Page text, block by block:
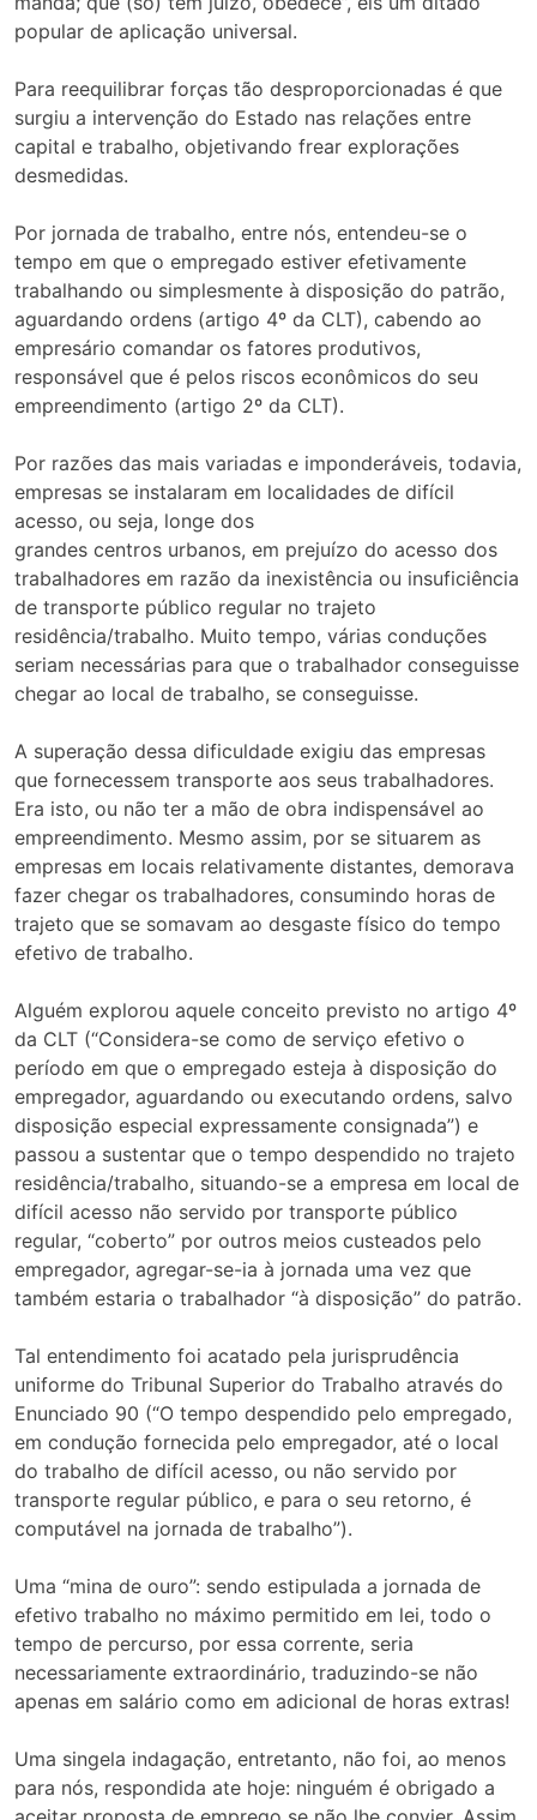
popular de aplicação universal.
Para reequilibrar forças tão desproporcionadas é que
surgiu a intervenção do Estado nas relações entre
capital e trabalho, objetivando frear explorações
desmedidas.
Por jornada de trabalho, entre nós, entendeu-se o
tempo em que o empregado estiver efetivamente
trabalhando ou simplesmente à disposição do patrão,
aguardando ordens (artigo 4º da CLT), cabendo ao
empresário comandar os fatores produtivos,
responsável que é pelos riscos econômicos do seu
empreendimento (artigo 2º da CLT).
Por razões das mais variadas e imponderáveis, todavia,
empresas se instalaram em localidades de difícil
acesso, ou seja, longe dos
grandes centros urbanos, em prejuízo do acesso dos
trabalhadores em razão da inexistência ou insuficiência
de transporte público regular no trajeto
residência/trabalho. Muito tempo, várias conduções
seriam necessárias para que o trabalhador conseguisse
chegar ao local de trabalho, se conseguisse.
A superação dessa dificuldade exigiu das empresas
que fornecessem transporte aos seus trabalhadores.
Era isto, ou não ter a mão de obra indispensável ao
empreendimento. Mesmo assim, por se situarem as
empresas em locais relativamente distantes, demorava
fazer chegar os trabalhadores, consumindo horas de
trajeto que se somavam ao desgaste físico do tempo
efetivo de trabalho.
Alguém explorou aquele conceito previsto no artigo 4º
da CLT (“Considera-se como de serviço efetivo o
período em que o empregado esteja à disposição do
empregador, aguardando ou executando ordens, salvo
disposição especial expressamente consignada”) e
passou a sustentar que o tempo despendido no trajeto
residência/trabalho, situando-se a empresa em local de
difícil acesso não servido por transporte público
regular, “coberto” por outros meios custeados pelo
empregador, agregar-se-ia à jornada uma vez que
também estaria o trabalhador “à disposição” do patrão.
Tal entendimento foi acatado pela jurisprudência
uniforme do Tribunal Superior do Trabalho através do
Enunciado 90 (“O tempo despendido pelo empregado,
em condução fornecida pelo empregador, até o local
do trabalho de difícil acesso, ou não servido por
transporte regular público, e para o seu retorno, é
computável na jornada de trabalho”).
Uma “mina de ouro”: sendo estipulada a jornada de
efetivo trabalho no máximo permitido em lei, todo o
tempo de percurso, por essa corrente, seria
necessariamente extraordinário, traduzindo-se não
apenas em salário como em adicional de horas extras!
Uma singela indagação, entretanto, não foi, ao menos
para nós, respondida ate hoje: ninguém é obrigado a